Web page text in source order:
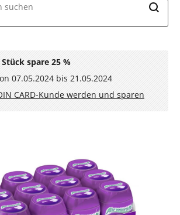
suchen
Stück spare 25 %
07.05.2024 bis 21.05.2024
CARD-Kunde werden und sparen